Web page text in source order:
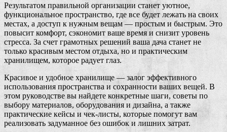
Результатом правильной организации станет уютное,
функциональное пространство, где все будет лежать на своих
местах, а доступ к нужным вещам — простым и быстрым. Это
повысит комфорт, сэкономит ваше время и снизит уровень
стресса. За счет грамотных решений ваша дача станет не
только красивым местом отдыха, но и практическим
хранилищем, которое радует глаз.
Красивое и удобное хранилище — залог эффективного
использования пространства и сохранности ваших вещей. В
этом руководстве вы найдете конкретные шаги, советы по
выбору материалов, оборудования и дизайна, а также
практические кейсы и чек-листы, которые помогут вам
реализовать задуманное без ошибок и лишних затрат.